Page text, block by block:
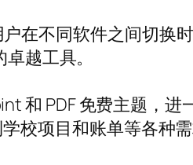
在不同软件之间切换
越工具。
和 PDF 免费主题，
校项目和账单等各种